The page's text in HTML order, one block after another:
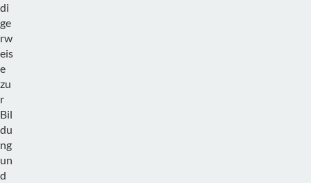
di
ge
rw
eis
e
zu
r
Bil
du
ng
un
d